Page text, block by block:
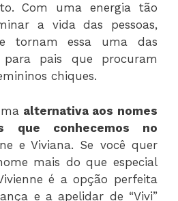
Com uma energia tão
a vida das pessoas,
tornam essa uma das
para pais que procuram
chiques.
alternativa aos nomes
que conhecemos no
e Viviana. Se você quer
mais do que especial
é a opção perfeita
e a apelidar de “Vivi”